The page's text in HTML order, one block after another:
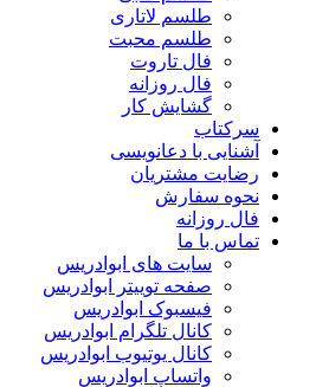
طلسم لاتاری
طلسم محبت
فال تاروت
فال روزانه
گشایش کار
سرکتاب
آشنایی با دعانویسی
رضایت مشتریان
نحوه سفارش
فال روزانه
تماس با ما
سایت های ابوادریس
صفحه توییتر ابوادریس
فیسبوک ابوادریس
کانال تلگرام ابوادریس
کانال یوتیوب ابوادریس
واتساپ ابوادریس